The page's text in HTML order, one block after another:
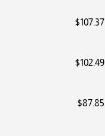
$107.37
$102.49
$87.85